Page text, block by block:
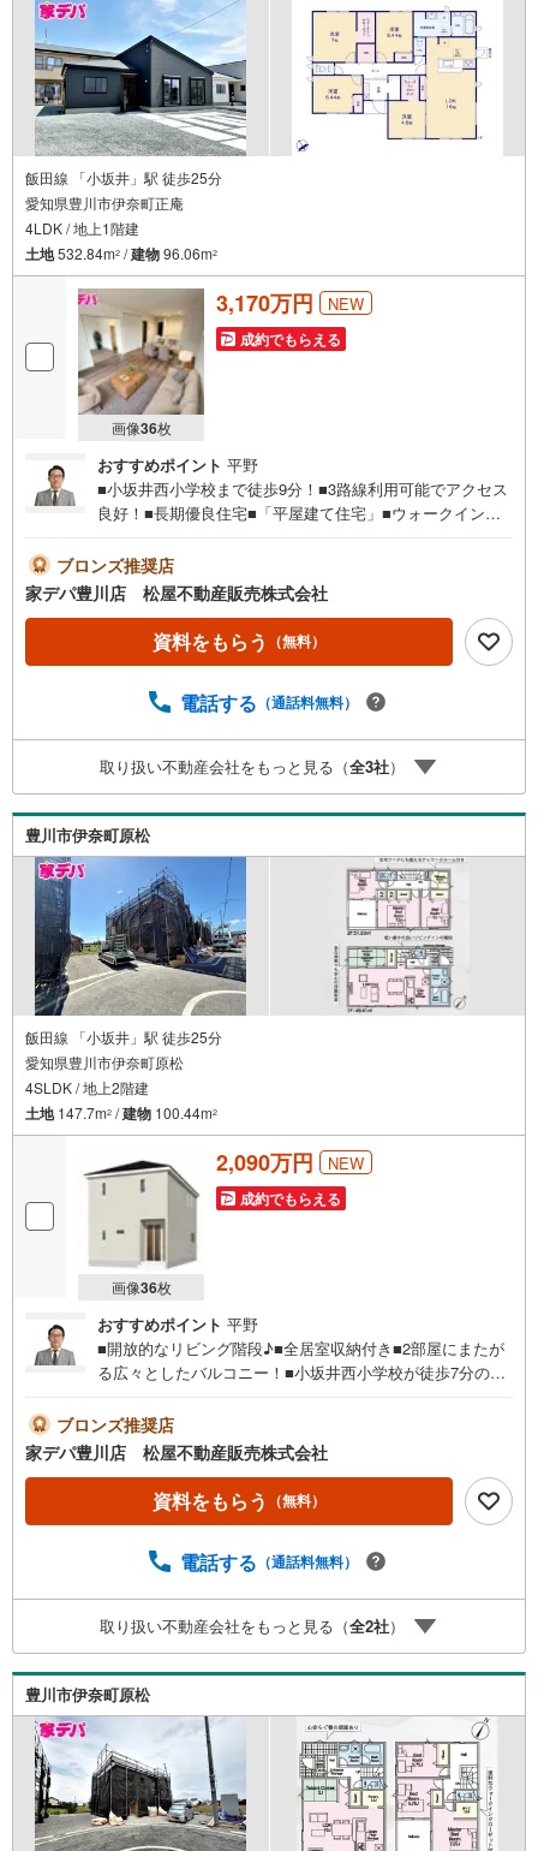
ボタンをタッチ！もしくはお気軽にお電話ください。
飯田線 「小坂井」駅 徒歩25分
愛知県豊川市伊奈町正庵
4LDK / 地上1階建
土地532.84m2 /建物96.06m2
画像36枚
3,170万円 NEW
成約でもらえる
おすすめポイント 平野
■小坂井西小学校まで徒歩9分！■3路線利用可能でアクセス
良好！■長期優良住宅■「平屋建て住宅」■ウォークインク
役立ちのリビング収納完備 ・カウンター付キッチンで、
配膳、片付けもスムーズに●家デパ 松屋不動産販売 のつ
よみ●・豊橋市・豊川市・知立市・浜松市の4店舗営業中！
三河エリア・遠州エリアの物件ならおまかせください。新
築戸建、中古戸建、中古マンション、土地をお客様のご希
実績多数！中古物件をご購入の際、約70％という多くの
スペース用意しております。ぜひご家族そろってご来場く
ださい。・営業時間 午前9時00分～午後6時30分 （定休日:
水曜日）この時間帯はお電話でのお問い合わせがスムーズ
にご案内できます。右下の電話ボタンをタッチ！もしくは
お気軽にお電話ください。
ブロンズ推奨店
家デパ豊川店 松屋不動産販売株式会社
資料をもらう （無料）
電話する （通話料無料）
取り扱い不動産会社をもっと見る（全3社）
豊川市伊奈町原松
飯田線 「小坂井」駅 徒歩25分
愛知県豊川市伊奈町原松
4SLDK / 地上2階建
土地147.7m2 /建物 100.44m2
画像36枚
2,090万円 NEW
成約でもらえる
おすすめポイント 平野
■開放的なリビング階段♪■全居室収納付き■2部屋にまたが
る広々としたバルコニー！■小坂井西小学校が徒歩7分の安
家、QUIE（クワイエ）■おすすめポイント ・テレワーク
ルームとしても活用可能な2帖の納戸完備●家デパ 松屋不
動産販売 のつよみ●・豊橋市・豊川市・知立市・浜松市の4
店舗営業中！三河エリア・遠州エリアの物件ならおまかせ
ください。新築戸建、中古戸建、中古マンション、土地を
のリフォーム実績多数！中古物件をご購入の際、約70％と
す。・キッズスペース用意しております。ぜひご家族そろ
ってご来場ください。・営業時間 午前9時00分～午後6時30
分 （定休日:水曜日）この時間帯はお電話でのお問い合わせ
がスムーズにご案内できます。右下の電話ボタンをタッ
チ！もしくはお気軽にお電話ください。
ブロンズ推奨店
家デパ豊川店 松屋不動産販売株式会社
資料をもらう （無料）
電話する （通話料無料）
取り扱い不動産会社をもっと見る（全2社）
豊川市伊奈町原松